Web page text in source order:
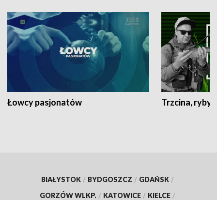
Łowcy pasjonatów Trzcina, ryby
BIAŁYSTOK / BYDGOSZCZ / GDAŃSK /
GORZÓW WLKP. / KATOWICE / KIELCE /